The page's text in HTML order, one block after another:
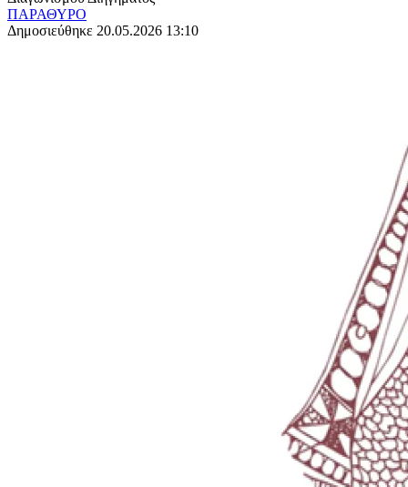
ΠΑΡΑΘΥΡΟ
Δημοσιεύθηκε 20.05.2026 13:10